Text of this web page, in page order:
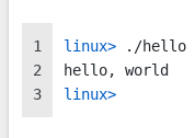
1
2
3
linux>
./hello
hello, world
linux>